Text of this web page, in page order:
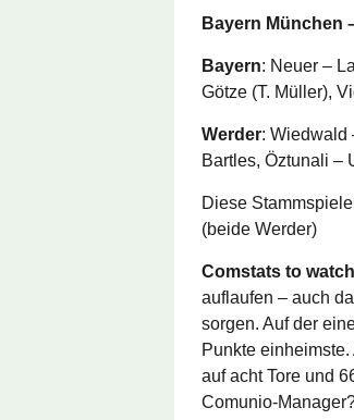
Bayern München
Bayern: Neuer –
Götze (T. Müller),
Werder: Wiedwald
Bartles, Öztunali –
Diese
(beide Werder)
Comstats to
auflaufen – auch
sorgen. Auf der
Punkte
auf acht Tore und
Comunio-